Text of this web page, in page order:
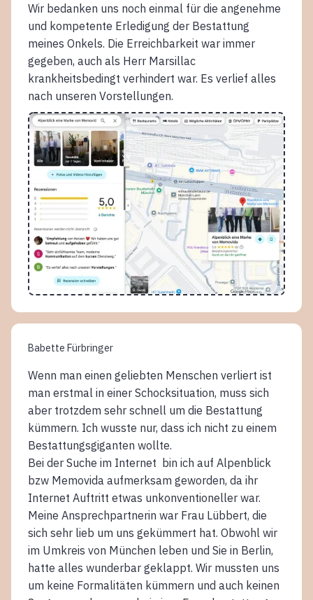
Wir bedanken uns noch einmal für die angenehme
und kompetente Erledigung der Bestattung
meines Onkels. Die Erreichbarkeit war immer
gegeben, auch als Herr Marsillac
krankheitsbedingt verhindert war. Es verlief alles
nach unseren Vorstellungen.
Babette Fürbringer
Wenn man einen geliebten Menschen verliert ist
man erstmal in einer Schocksituation, muss sich
aber trotzdem sehr schnell um die Bestattung
kümmern. Ich wusste nur, dass ich nicht zu einem
Bestattungsgiganten wollte.
Bei der Suche im Internet bin ich auf Alpenblick
bzw Memovida aufmerksam geworden, da ihr
Internet Auftritt etwas unkonventioneller war.
Meine Ansprechpartnerin war Frau Lübbert, die
sich sehr lieb um uns gekümmert hat. Obwohl wir
im Umkreis von München leben und Sie in Berlin,
hatte alles wunderbar geklappt. Wir mussten uns
um keine Formalitäten kümmern und auch keinen